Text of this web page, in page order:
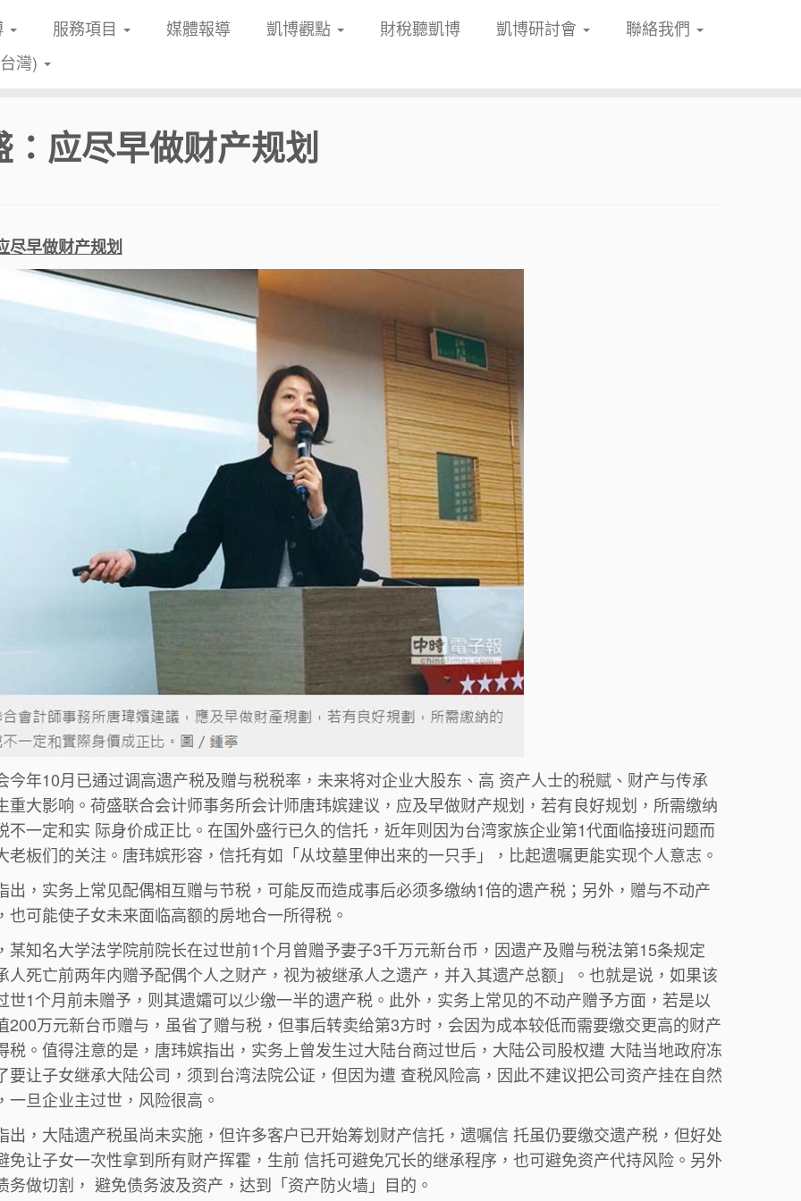
服務項目 媒體報導 凱博觀點 財稅聽凱博 凱博研討會
聯絡我們
灣)
：应尽早做财产规划
尽早做财产规划
今年10月已通过调高遗产税及赠与税税率，未来将对企业大股东、高 资产人士的税赋、财产与传承
重大影响。荷盛联合会计师事务所会计师唐玮嫔建议，应及早做财产规划，若有良好规划，所需缴纳
不一定和实 际身价成正比。在国外盛行已久的信托，近年则因为台湾家族企业第1代面临接班问题而
老板们的关注。唐玮嫔形容，信托有如「从坟墓里伸出来的一只手」，比起遗嘱更能实现个人意志。
出，实务上常见配偶相互赠与节税，可能反而造成事后必须多缴纳1倍的遗产税；另外，赠与不动产
也可能使子女未来面临高额的房地合一所得税。
某知名大学法学院前院长在过世前1个月曾赠予妻子3千万元新台币，因遗产及赠与税法第15条规定
人死亡前两年内赠予配偶个人之财产，视为被继承人之遗产，并入其遗产总额」。也就是说，如果该
世1个月前未赠予，则其遗孀可以少缴一半的遗产税。此外，实务上常见的不动产赠予方面，若是以
200万元新台币赠与，虽省了赠与税，但事后转卖给第3方时，会因为成本较低而需要缴交更高的财产
税。值得注意的是，唐玮嫔指出，实务上曾发生过大陆台商过世后，大陆公司股权遭 大陆当地政府冻
要让子女继承大陆公司，须到台湾法院公证，但因为遭 查税风险高，因此不建议把公司资产挂在自然
一旦企业主过世，风险很高。
出，大陆遗产税虽尚未实施，但许多客户已开始筹划财产信托，遗嘱信 托虽仍要缴交遗产税，但好处
免让子女一次性拿到所有财产挥霍，生前 信托可避免冗长的继承程序，也可避免资产代持风险。另外
务做切割， 避免债务波及资产，达到「资产防火墙」目的。